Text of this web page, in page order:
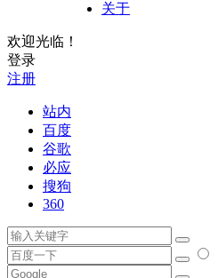
关于
欢迎光临！
登录
注册
站内
百度
谷歌
必应
搜狗
360